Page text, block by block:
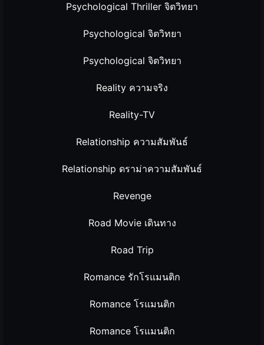
Psychological Thriller จิตวิทยา
Psychological จิตวิทยา
Psychological จิตวิทยา
Reality ความจริง
Reality-TV
Relationship ความสัมพันธ์
Relationship ดราม่าความสัมพันธ์
Revenge
Road Movie เดินทาง
Road Trip
Romance รักโรแมนติก
Romance โรแมนติก
Romance โรแมนติก